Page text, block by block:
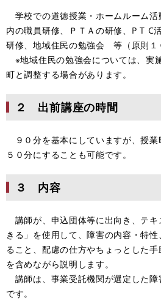
学校での道徳授業・ホームルーム
内の職員研修、ＰＴＡの研修、P T C
研修、地域住民の勉強会 等（原則１
※地域住民の勉強会については、実
町と調整する場合があります。
２ 出前講座の時間
９０分を基本にしていますが、授
５０分にすることも可能です。
３ 内容
講師が、申込団体等に出向き、テ
きる」を使用して、障害の内容・特
ること、配慮の仕方やちょっとした
を含めながら説明します。
講師は、事業受託機関が選定した
です。